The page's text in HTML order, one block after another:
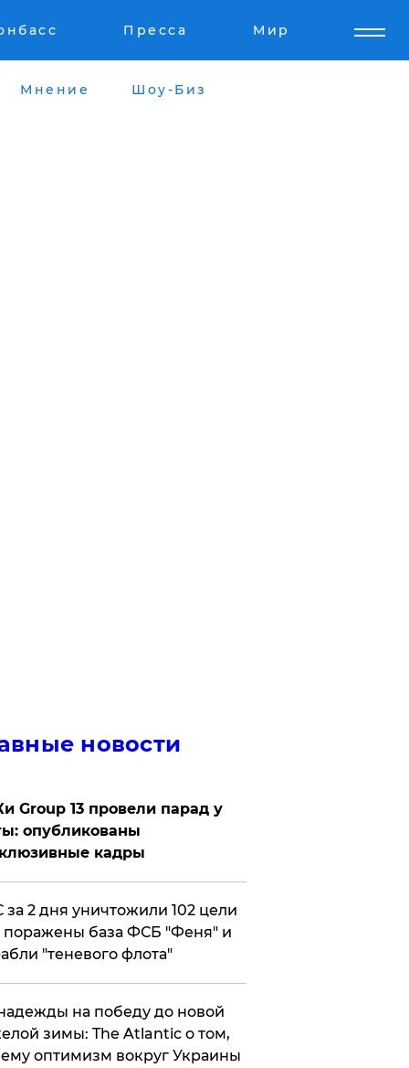
Пресса Мир
Мнение Шоу-Биз
новости
Group 13 провели парад у
опубликованы
кадры
за 2 дня уничтожили 102 цели
база ФСБ "Феня" и
"теневого флота"
на победу до новой
зимы: The Atlantic о том,
оптимизм вокруг Украины